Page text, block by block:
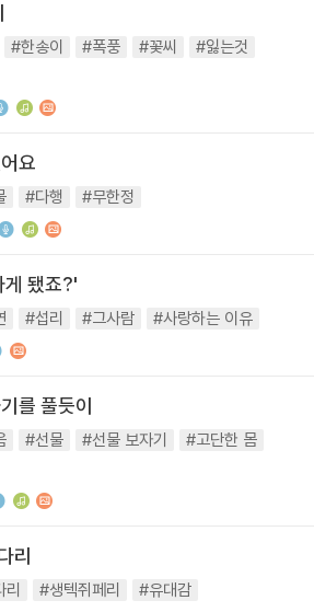
#한송이 #폭풍 #꽃씨
#잃는것
요
#다행 #무한정
게 됐죠?'
#섭리 #그사람 #사랑하는 이유
를 풀듯이
#선물 #선물 보자기
#고단한 몸
리
리 #생텍쥐페리 #유대감